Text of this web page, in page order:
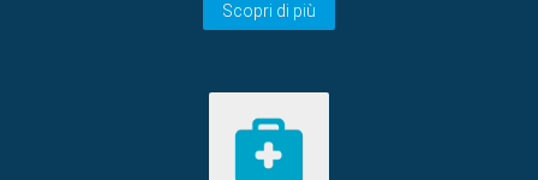
Scopri di più